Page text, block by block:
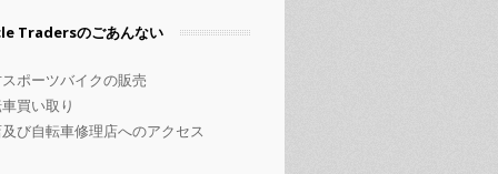
Tradersのごあんない
ポーツバイクの販売
買い取り
び自転車修理店へのアクセス